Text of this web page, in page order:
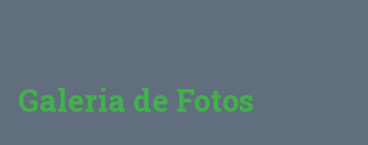
Galeria de Fotos